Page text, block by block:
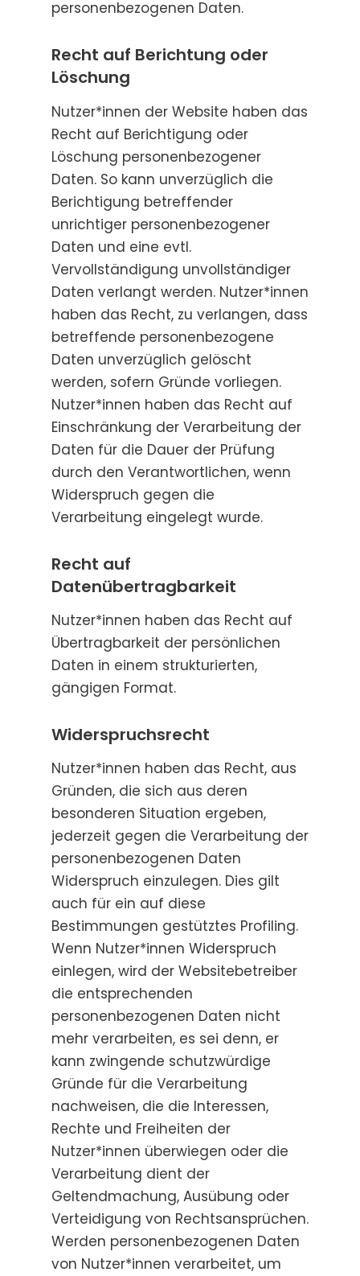
personenbezogenen Daten.
Recht auf Berichtung oder
Löschung
Nutzer*innen der Website haben das
Recht auf Berichtigung oder
Löschung personenbezogener
Daten. So kann unverzüglich die
Berichtigung betreffender
unrichtiger personenbezogener
Daten und eine evtl.
Vervollständigung unvollständiger
Daten verlangt werden. Nutzer*innen
haben das Recht, zu verlangen, dass
betreffende personenbezogene
Daten unverzüglich gelöscht
werden, sofern Gründe vorliegen.
Nutzer*innen haben das Recht auf
Einschränkung der Verarbeitung der
Daten für die Dauer der Prüfung
durch den Verantwortlichen, wenn
Widerspruch gegen die
Verarbeitung eingelegt wurde.
Recht auf
Datenübertragbarkeit
Nutzer*innen haben das Recht auf
Übertragbarkeit der persönlichen
Daten in einem strukturierten,
gängigen Format.
Widerspruchsrecht
Nutzer*innen haben das Recht, aus
Gründen, die sich aus deren
besonderen Situation ergeben,
jederzeit gegen die Verarbeitung der
personenbezogenen Daten
Widerspruch einzulegen. Dies gilt
auch für ein auf diese
Bestimmungen gestütztes Profiling.
Wenn Nutzer*innen Widerspruch
einlegen, wird der Websitebetreiber
die entsprechenden
personenbezogenen Daten nicht
mehr verarbeiten, es sei denn, er
kann zwingende schutzwürdige
Gründe für die Verarbeitung
nachweisen, die die Interessen,
Rechte und Freiheiten der
Nutzer*innen überwiegen oder die
Verarbeitung dient der
Geltendmachung, Ausübung oder
Verteidigung von Rechtsansprüchen.
Werden personenbezogenen Daten
von Nutzer*innen verarbeitet, um